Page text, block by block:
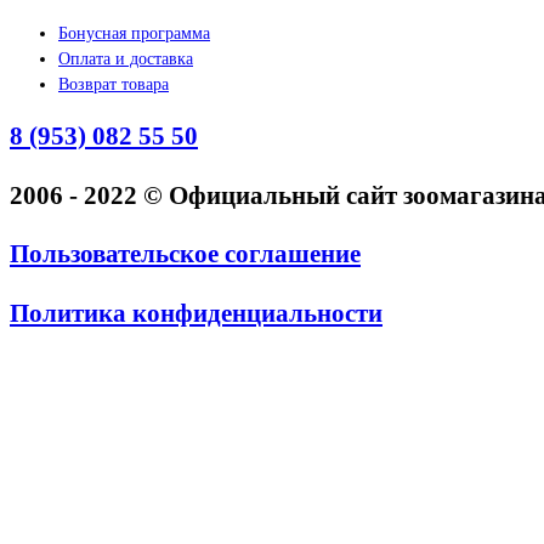
Бонусная программа
Оплата и доставка
Возврат товара
8 (953) 082 55 50
2006 - 2022 © Официальный сайт
Пользовательское соглашение
Политика конфиденциальности